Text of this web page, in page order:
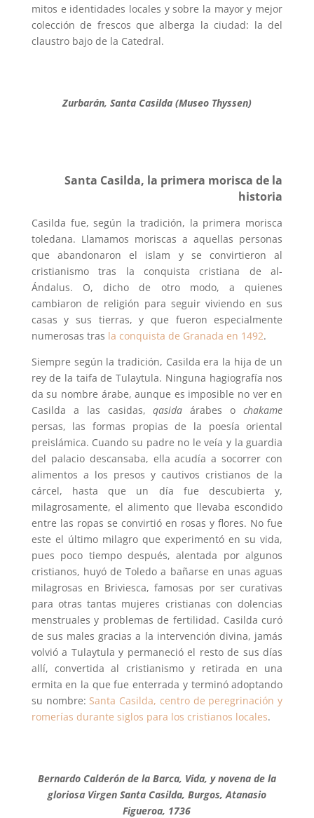
mitos e identidades locales y sobre la mayor y mejor
colección de frescos que alberga la ciudad: la del
claustro bajo de la Catedral.
Zurbarán, Santa Casilda (Museo Thyssen)
Santa Casilda, la primera morisca de la
historia
Casilda fue, según la tradición, la primera morisca
toledana. Llamamos moriscas a aquellas personas
que abandonaron el islam y se convirtieron al
cristianismo tras la conquista cristiana de al-
Ándalus. O, dicho de otro modo, a quienes
cambiaron de religión para seguir viviendo en sus
casas y sus tierras, y que fueron especialmente
numerosas tras la conquista de Granada en 1492.
Siempre según la tradición, Casilda era la hija de un
rey de la taifa de Tulaytula. Ninguna hagiografía nos
da su nombre árabe, aunque es imposible no ver en
Casilda a las casidas,qasida árabes ochakame
persas, las formas propias de la poesía oriental
preislámica. Cuando su padre no le veía y la guardia
del palacio descansaba, ella acudía a socorrer con
alimentos a los presos y cautivos cristianos de la
cárcel, hasta que un día fue descubierta y,
milagrosamente, el alimento que llevaba escondido
entre las ropas se convirtió en rosas y flores. No fue
este el último milagro que experimentó en su vida,
pues poco tiempo después, alentada por algunos
cristianos, huyó de Toledo a bañarse en unas aguas
milagrosas en Briviesca, famosas por ser curativas
para otras tantas mujeres cristianas con dolencias
menstruales y problemas de fertilidad. Casilda curó
de sus males gracias a la intervención divina, jamás
volvió a Tulaytula y permaneció el resto de sus días
allí, convertida al cristianismo y retirada en una
ermita en la que fue enterrada y terminó adoptando
su nombre: Santa Casilda, centro de peregrinación y
romerías durante siglos para los cristianos locales.
Bernardo Calderón de la Barca, Vida, y novena de la
gloriosa Virgen Santa Casilda, Burgos, Atanasio
Figueroa, 1736